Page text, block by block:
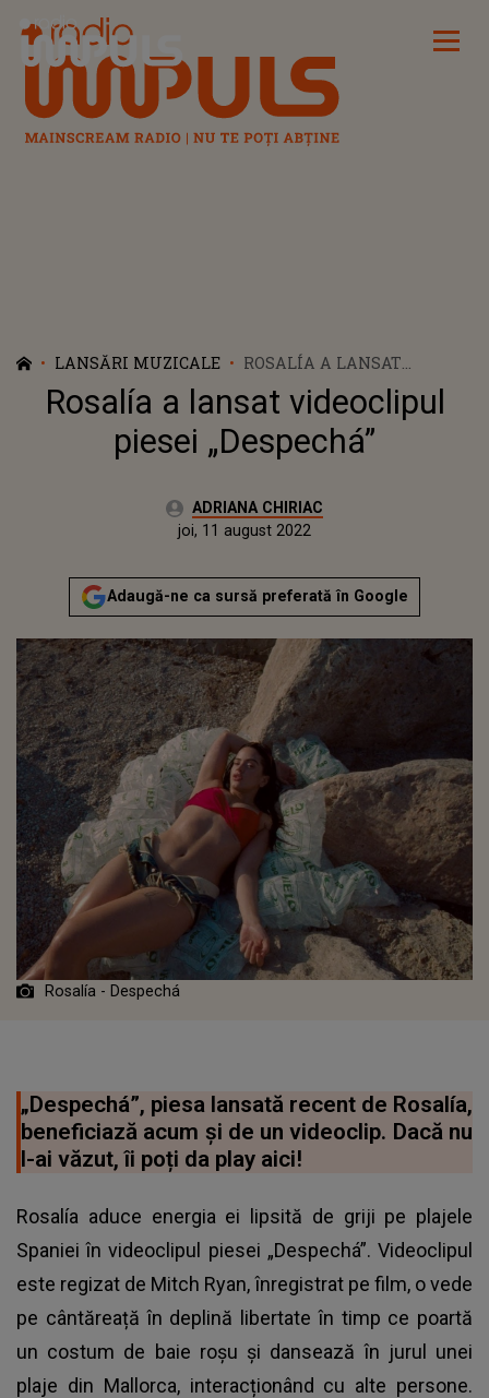
Radio Impuls
LANSĂRI MUZICALE
ROSALÍA A LANSAT
VIDEOCLIPUL PIESEI
„DESPECHÁ”
Rosalía a lansat videoclipul
piesei „Despechá”
Autor:ADRIANA CHIRIAC
Actualizat:
joi, 11 august 2022
Adaugă-ne ca sursă preferată în Google
Rosalía - Despechá
„Despechá”, piesa lansată recent de Rosalía,
beneficiază acum și de un videoclip. Dacă nu
l-ai văzut, îi poți da play aici!
Rosalía aduce energia ei lipsită de griji pe plajele
Spaniei în videoclipul piesei „Despechá”. Videoclipul
este regizat de Mitch Ryan, înregistrat pe film, o vede
pe cântăreață în deplină libertate în timp ce poartă
un costum de baie roșu și dansează în jurul unei
plaje din Mallorca, interacționând cu alte persone.